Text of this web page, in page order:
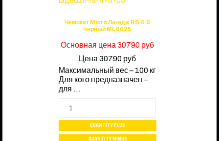
Чемокат Micro Лагедж RS 4.0
чёрный ML0025
Основная цена 30790 руб
Цена 30790 руб
Максимальный вес – 100 кг
Для кого предназначен –
для ...